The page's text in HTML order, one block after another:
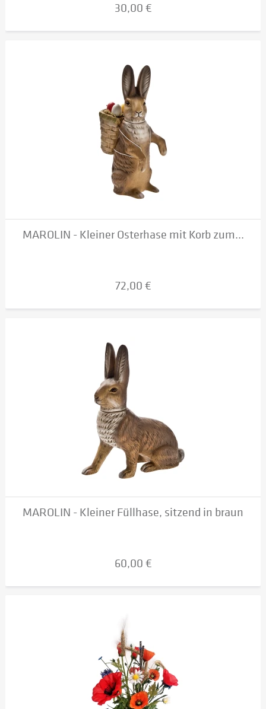
30,00 €
MAROLIN - Kleiner Osterhase mit Korb zum...
72,00 €
MAROLIN - Kleiner Füllhase, sitzend in braun
60,00 €